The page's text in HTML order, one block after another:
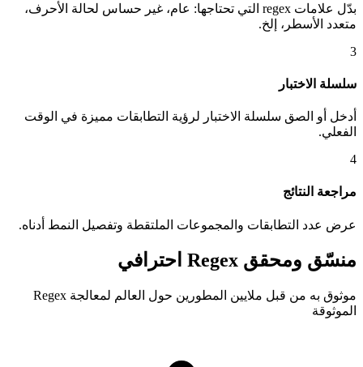
بدّل علامات regex التي تحتاجها: عام، غير حساس لحالة الأحرف،
متعدد الأسطر، إلخ.
3
سلسلة الاختبار
أدخل أو الصق سلسلة الاختبار لرؤية التطابقات مميزة في الوقت
الفعلي.
4
مراجعة النتائج
عرض عدد التطابقات والمجموعات الملتقطة وتفصيل النمط أدناه.
منسّق ومحقق Regex احترافي
موثوق به من قبل ملايين المطورين حول العالم لمعالجة Regex
الموثوقة